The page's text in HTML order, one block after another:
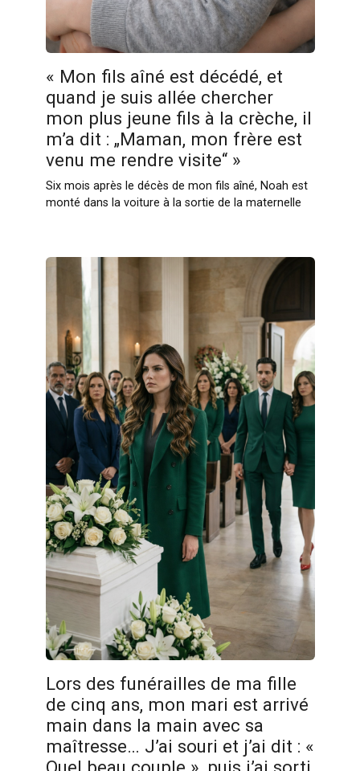
« Mon fils aîné est décédé, et
quand je suis allée chercher
mon plus jeune fils à la crèche, il
m’a dit : „Maman, mon frère est
venu me rendre visite“ »
Six mois après le décès de mon fils aîné, Noah est
monté dans la voiture à la sortie de la maternelle
Lors des funérailles de ma fille
de cinq ans, mon mari est arrivé
main dans la main avec sa
maîtresse… J’ai souri et j’ai dit : «